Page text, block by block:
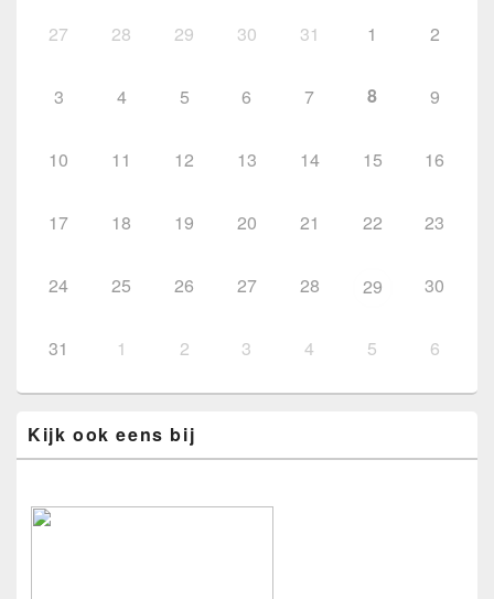
27 28 29 30 31 1 2
3 4 5 6 7 8 9
10 11 12 13 14 15 16
17 18 19 20 21 22 23
24 25 26 27 28 29 30
31 1 2 3 4 5 6
Kijk ook eens bij